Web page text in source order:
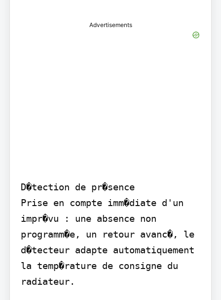
Advertisements
D�tection de pr�sence
Prise en compte imm�diate d'un
impr�vu : une absence non
programm�e, un retour avanc�, le
d�tecteur adapte automatiquement
la temp�rature de consigne du
radiateur.